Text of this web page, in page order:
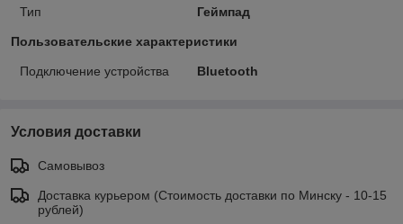
Тип
Геймпад
Пользовательские характеристики
Подключение устройства Bluetooth
Условия доставки
Самовывоз
Доставка курьером (Стоимость доставки по Минску - 10-15
рублей)